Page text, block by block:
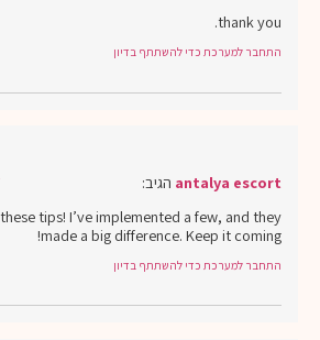
thank you.
התחבר למערכת כדי להשתתף בדיון
antalya escort הגיב:
tips! I’ve implemented a few, and they
made a big difference. Keep it coming!
התחבר למערכת כדי להשתתף בדיון